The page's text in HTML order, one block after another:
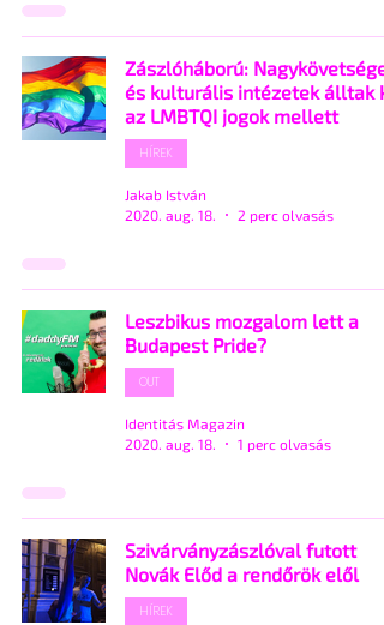
Zászlóháború:
és kulturális intézetek álltak ki
az LMBTQI jogok mellett
HÍREK
Jakab István
2020. aug. 18.
2 perc olvasás
Leszbikus mozgalom lett a
Budapest Pride?
OUT
Identitás Magazin
2020. aug. 18.
1 perc olvasás
Szivárványzászlóval futott
Novák Előd a rendőrök elől
HÍREK